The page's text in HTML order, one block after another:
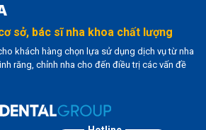
sở, bác sĩ nha khoa chất lượng
khách hàng chọn lựa sử dụng dịch vụ từ nha
răng, chỉnh nha cho đến điều trị các vấn đề